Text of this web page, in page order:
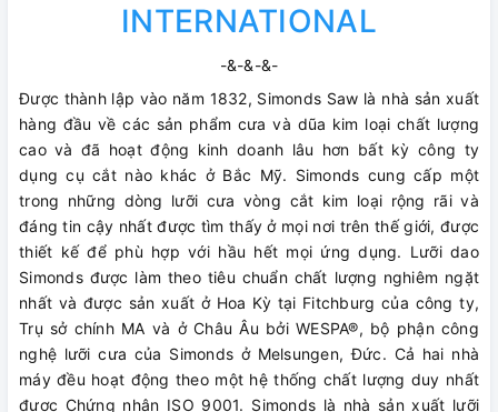
INTERNATIONAL
-&-&-&-
Được thành lập vào năm 1832, Simonds Saw là nhà sản xuất
hàng đầu về các sản phẩm cưa và dũa kim loại chất lượng
cao và đã hoạt động kinh doanh lâu hơn bất kỳ công ty
dụng cụ cắt nào khác ở Bắc Mỹ. Simonds cung cấp một
trong những dòng lưỡi cưa vòng cắt kim loại rộng rãi và
đáng tin cậy nhất được tìm thấy ở mọi nơi trên thế giới, được
thiết kế để phù hợp với hầu hết mọi ứng dụng. Lưỡi dao
Simonds được làm theo tiêu chuẩn chất lượng nghiêm ngặt
nhất và được sản xuất ở Hoa Kỳ tại Fitchburg của công ty,
Trụ sở chính MA và ở Châu Âu bởi WESPA®, bộ phận công
nghệ lưỡi cưa của Simonds ở Melsungen, Đức. Cả hai nhà
máy đều hoạt động theo một hệ thống chất lượng duy nhất
được Chứng nhận ISO 9001. Simonds là nhà sản xuất lưỡi